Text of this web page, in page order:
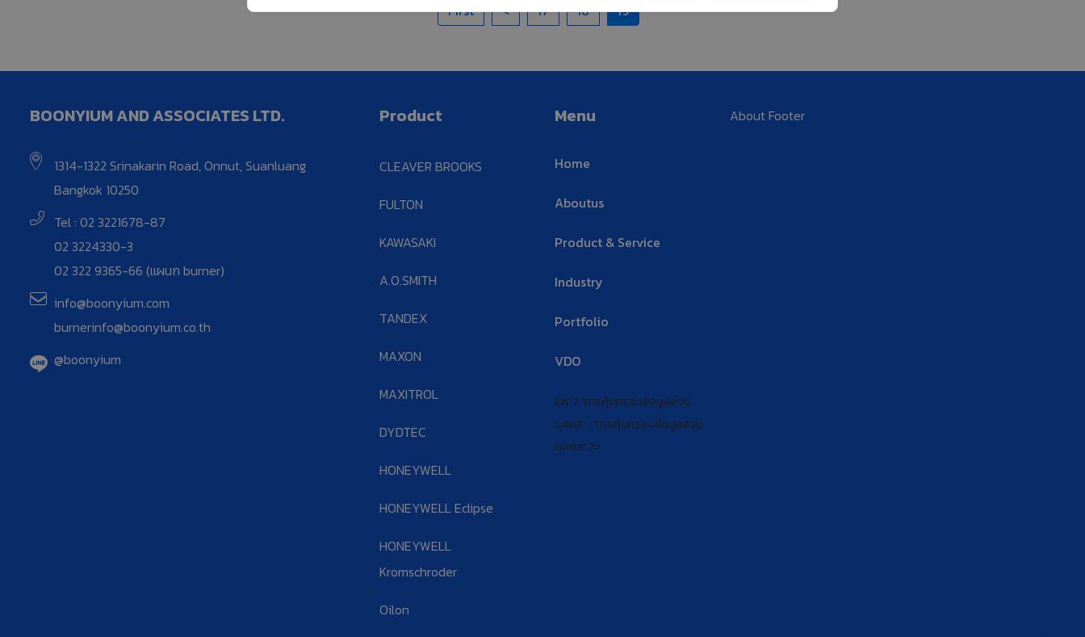
First < 17 18 19
BOONYIUM AND ASSOCIATES LTD.
1314-1322 Srinakarin Road, Onnut, Suanluang
Bangkok 10250
Tel : 02 3221678-87
02 3224330-3
02 322 9365-66 (แผนก burner)
info@boonyium.com
burnerinfo@boonyium.co.th
@boonyium
Product
CLEAVER BROOKS
FULTON
KAWASAKI
A.O.SMITH
TANDEX
MAXON
MAXITROL
DYDTEC
HONEYWELL
HONEYWELL Eclipse
HONEYWELL
Kromschroder
Oilon
Menu
Home
Aboutus
Product & Service
Industry
Portfolio
VDO
EN' ? 'การคุ้มครองข้อมูลส่วน
บุคคล' : 'การคุ้มครองข้อมูลส่วน
บุคคล' ?>
About Footer